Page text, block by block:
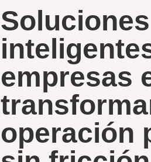
empresas
operación